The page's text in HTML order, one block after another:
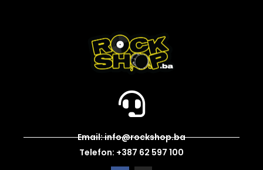
Email: info@rockshop.ba
Telefon: +387 62 597 100